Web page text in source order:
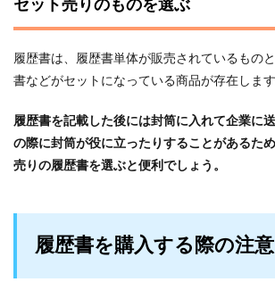
セット売りのものを選ぶ
履歴書は、履歴書単体が販売されているもの
書などがセットになっている商品が存在します
履歴書を記載した後には封筒に入れて企業に
の際に封筒が役に立ったりすることがあるた
売りの履歴書を選ぶと便利でしょう。
履歴書を購入する際の注